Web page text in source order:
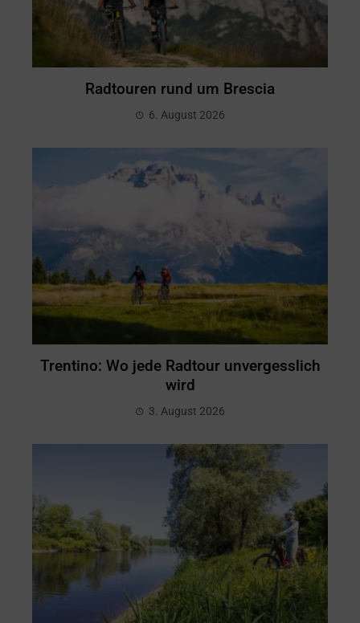
Radtouren rund um Brescia
6. August 2026
Trentino: Wo jede Radtour unvergesslich
wird
3. August 2026